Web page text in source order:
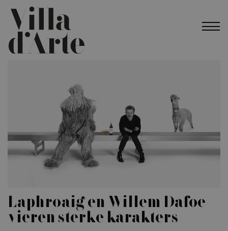
Laphroaig en Willem Dafoe
vieren sterke karakters